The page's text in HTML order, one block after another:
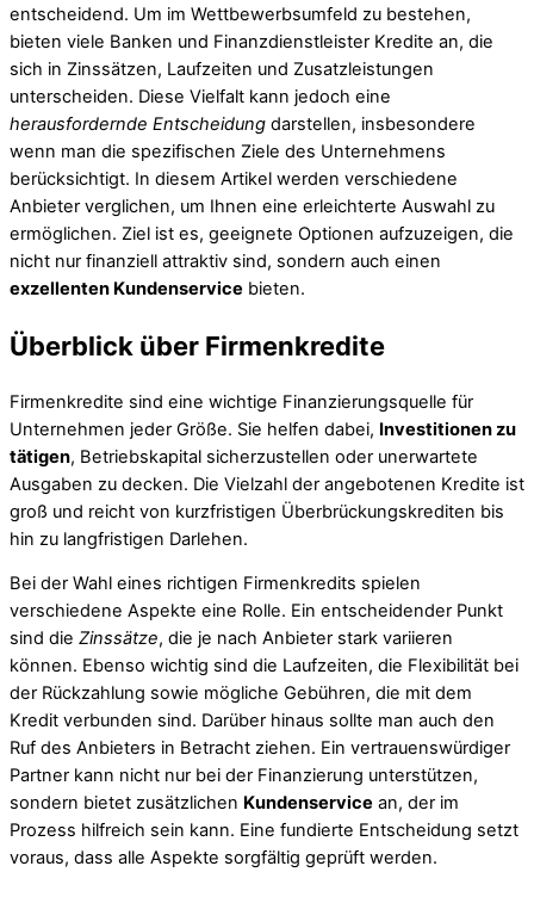
entscheidend. Um im Wettbewerbsumfeld zu bestehen,
bieten viele Banken und Finanzdienstleister Kredite an, die
sich in Zinssätzen, Laufzeiten und Zusatzleistungen
unterscheiden. Diese Vielfalt kann jedoch eine
herausfordernde Entscheidung darstellen, insbesondere
wenn man die spezifischen Ziele des Unternehmens
berücksichtigt. In diesem Artikel werden verschiedene
Anbieter verglichen, um Ihnen eine erleichterte Auswahl zu
ermöglichen. Ziel ist es, geeignete Optionen aufzuzeigen, die
nicht nur finanziell attraktiv sind, sondern auch einen
exzellenten Kundenservice bieten.
Überblick über Firmenkredite
Firmenkredite sind eine wichtige Finanzierungsquelle für
Unternehmen jeder Größe. Sie helfen dabei, Investitionen zu
tätigen, Betriebskapital sicherzustellen oder unerwartete
Ausgaben zu decken. Die Vielzahl der angebotenen Kredite ist
groß und reicht von kurzfristigen Überbrückungskrediten bis
hin zu langfristigen Darlehen.
Bei der Wahl eines richtigen Firmenkredits spielen
verschiedene Aspekte eine Rolle. Ein entscheidender Punkt
sind die Zinssätze, die je nach Anbieter stark variieren
können. Ebenso wichtig sind die Laufzeiten, die Flexibilität bei
der Rückzahlung sowie mögliche Gebühren, die mit dem
Kredit verbunden sind. Darüber hinaus sollte man auch den
Ruf des Anbieters in Betracht ziehen. Ein vertrauenswürdiger
Partner kann nicht nur bei der Finanzierung unterstützen,
sondern bietet zusätzlichen Kundenservice an, der im
Prozess hilfreich sein kann. Eine fundierte Entscheidung setzt
voraus, dass alle Aspekte sorgfältig geprüft werden.